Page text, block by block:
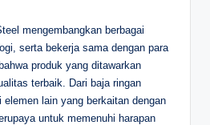
mengembangkan berbagai
serta bekerja sama dengan para
produk yang ditawarkan
terbaik. Dari baja ringan
elemen lain yang berkaitan dengan
untuk memenuhi harapan